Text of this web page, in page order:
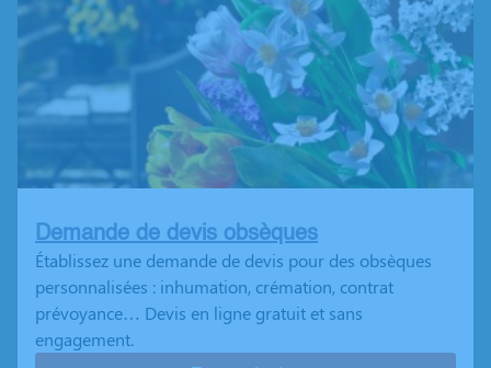
Demande de devis obsèques
Établissez une demande de devis pour des obsèques
personnalisées : inhumation, crémation, contrat
prévoyance… Devis en ligne gratuit et sans
engagement.